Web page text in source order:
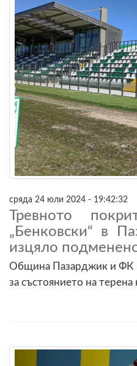
сряда 24 юли 2024 - 19:42:32
Тревното
„Бенковски“ в
изцяло
Община Пазарджик и ФК
за състоянието на терена